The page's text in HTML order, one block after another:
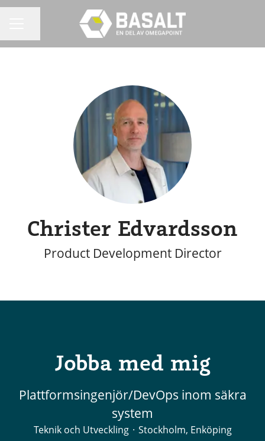
Christer Edvardsson
Product Development Director
Jobba med mig
Plattformsingenjör/DevOps inom säkra
system
Teknik och Utveckling · Stockholm, Enköping